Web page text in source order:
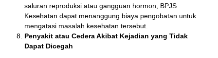
saluran reproduksi atau gangguan hormon, BPJS
Kesehatan dapat menanggung biaya pengobatan untuk
mengatasi masalah kesehatan tersebut.
Penyakit atau Cedera Akibat Kejadian yang Tidak
Dapat Dicegah